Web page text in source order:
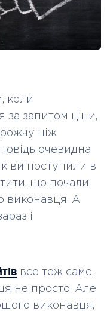
коли
запитом ціни,
ніж
очевидна
ви поступили в
що почали
виконавця. А
і
все теж саме.
не просто. Але
виконавця,